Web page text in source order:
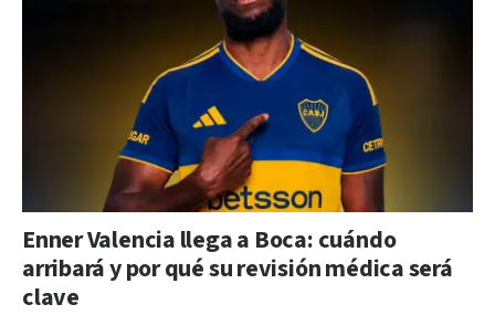
Enner Valencia llega a Boca: cuándo
arribará y por qué su revisión médica será
clave